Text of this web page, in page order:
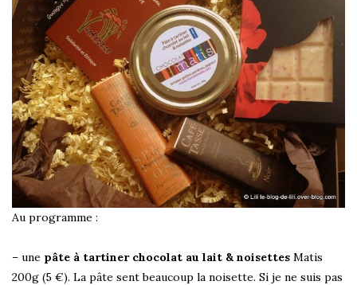
Au programme :
– une pâte à tartiner chocolat au lait & noisettes Matis
200g (5 €). La pâte sent beaucoup la noisette. Si je ne suis pas